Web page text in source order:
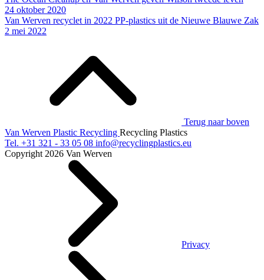
24 oktober 2020
Van Werven recyclet in 2022 PP-plastics uit de Nieuwe Blauwe Zak
2 mei 2022
Terug naar boven
Van Werven Plastic Recycling Recycling Plastics
Tel. +31 321 - 33 05 08 info@recyclingplastics.eu
Copyright 2026 Van Werven
Privacy